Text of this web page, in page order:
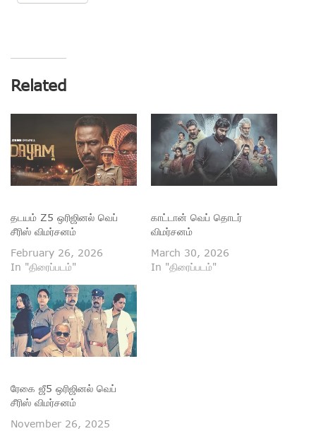
Related
தடயம் Z5 ஒரிஜினல் வெப்
சீரிஸ் விமர்சனம்
February 26, 2026
In "திரைப்படம்"
காட்டான் வெப் தொடர்
விமர்சனம்
March 30, 2026
In "திரைப்படம்"
ரேகை ஜீ5 ஒரிஜினல் வெப்
சீரிஸ் விமர்சனம்
November 26, 2025